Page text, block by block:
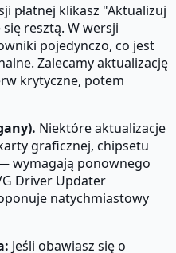
płatnej klikasz "Aktualizuj
resztą. W wersji
pojedynczo, co jest
Zalecamy aktualizację
krytyczne, potem
Niektóre aktualizacje
graficznej, chipsetu
wymagają ponownego
Driver Updater
natychmiastowy
Jeśli obawiasz się o